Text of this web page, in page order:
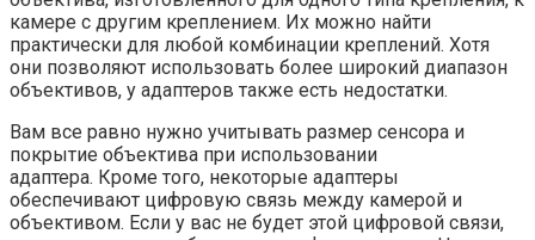
камере с другим креплением. Их можно найти
практически для любой комбинации креплений. Хотя
они позволяют использовать более широкий диапазон
объективов, у адаптеров также есть недостатки.
Вам все равно нужно учитывать размер сенсора и
покрытие объектива при использовании
адаптера. Кроме того, некоторые адаптеры
обеспечивают цифровую связь между камерой и
объективом. Если у вас не будет этой цифровой связи,